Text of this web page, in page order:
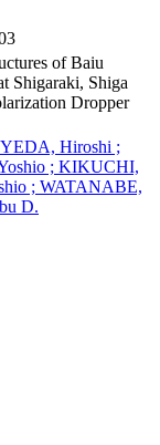
of Baiu
Shigaraki, Shiga
Dropper
Hiroshi ;
; KIKUCHI,
; WATANABE,
D.